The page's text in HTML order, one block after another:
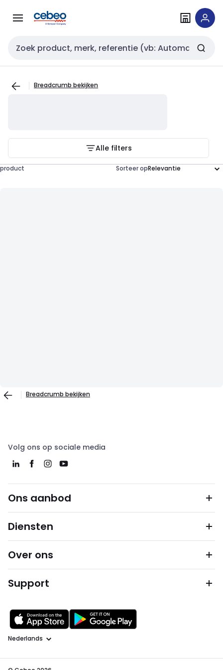
naar
naar
Zoekveld invoer
Breadcrumb bekijken
Alle filters
product Sorteer op
Breadcrumb bekijken
Volg ons op sociale media
Ons aanbod
Diensten
Over ons
Support
Taal